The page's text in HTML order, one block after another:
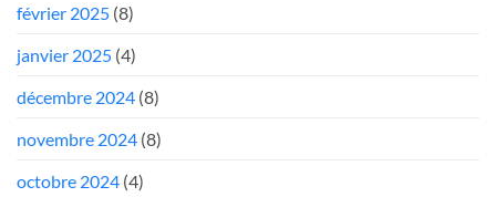
février 2025 (8)
janvier 2025 (4)
décembre 2024 (8)
novembre 2024 (8)
octobre 2024 (4)